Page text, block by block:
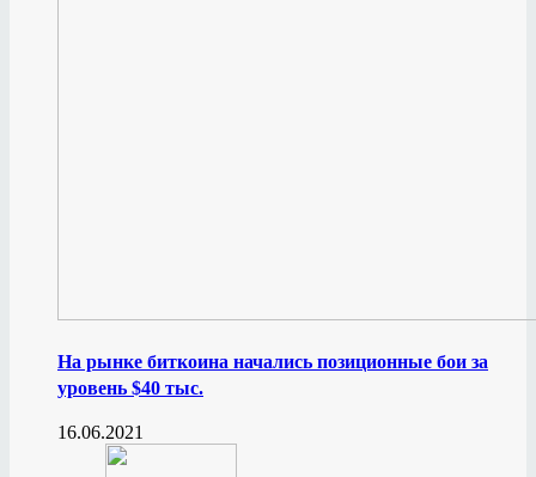
На рынке биткоина начались позиционные бои за
уровень $40 тыс.
16.06.2021